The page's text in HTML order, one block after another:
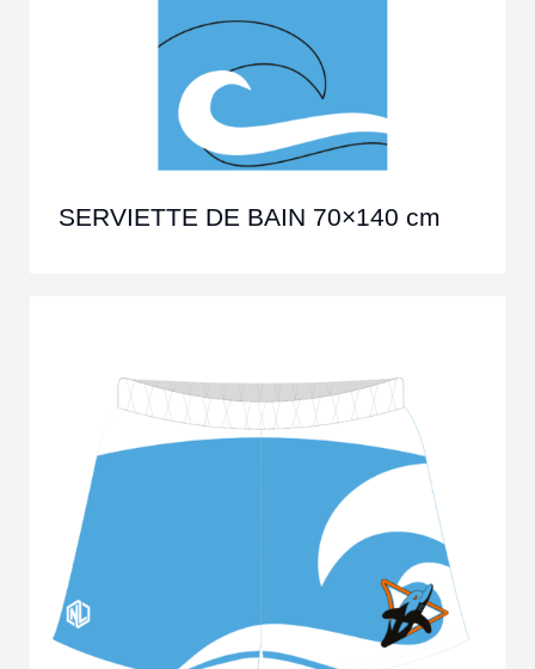
SERVIETTE DE BAIN 70×140 cm